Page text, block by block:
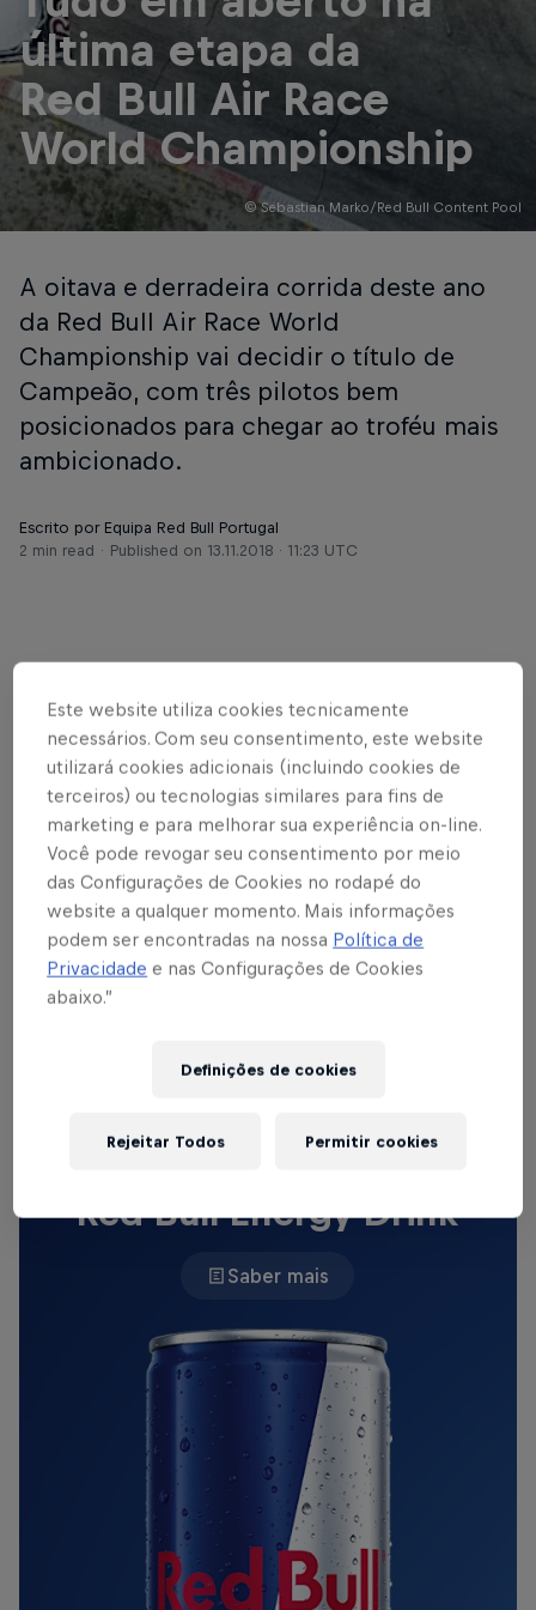
© Sebastian Marko/Red Bull Content Pool
última etapa da
Red Bull Air Race
World Championship
A oitava e derradeira corrida deste ano
da Red Bull Air Race World
Championship vai decidir o título de
Campeão, com três pilotos bem
posicionados para chegar ao troféu mais
ambicionado.
Escrito por Equipa Red Bull Portugal
2 min read
Published on 13.11.2018 · 11:23 UTC
em vantagem mas conta com a forte oposição de
Martin Šonkae deMatt Hall. A final acontece num
circuito automóvel.
Depois de Indianápolis, é agora a vez da Texas
Motor Speedway - lendária pista de corridas de
automóveis - receber uma etapa daRed Bull Air
Race World Championship
. Trata-se da oitava e
derradeira corrida da temporada de 2018, com
encontro marcado para o próximo fim de semana
Red Bull Energy Drink
Saber mais
Este website utiliza cookies tecnicamente
necessários. Com seu consentimento, este website
utilizará cookies adicionais (incluindo cookies de
terceiros) ou tecnologias similares para fins de
marketing e para melhorar sua experiência on-line.
Você pode revogar seu consentimento por meio
das Configurações de Cookies no rodapé do
website a qualquer momento. Mais informações
podem ser encontradas na nossa Política de
Privacidade e nas Configurações de Cookies
abaixo.”
Definições de cookies
Rejeitar Todos Permitir cookies